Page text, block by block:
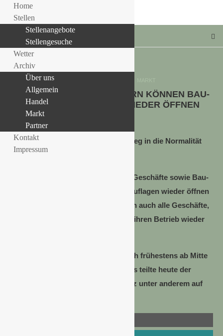
ÖSTERREICH: NACH OSTERN KÖNNEN BAU-
UND GARTENMÄRKTE WIEDER ÖFFNEN
In Österreich soll so langsam der Weg in die Normalität
beginnen.
Ab dem 14. April 2020 sollen kleine Geschäfte sowie Bau-
und Gartenmärkte unter strengen Auflagen wieder öffnen
Ab dem 01. Mai können dann auch alle Geschäfte,
Einkaufszentren und auch Friseure ihren Betrieb wieder
Hotels und Gaststätten sollen jedoch frühestens ab Mitte
Dies teilte heute der
österreichische Bundeskanzler Kurz unter anderem auf
Home
Stellen
Stellenangebote
Stellengesuche
Wetter
Archiv
Über uns
Allgemein
Handel
Markt
Partner
Kontakt
Impressum